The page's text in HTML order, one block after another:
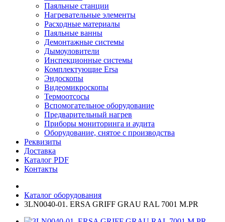
Паяльные станции
Нагревательные элементы
Расходные материалы
Паяльные ванны
Демонтажные системы
Дымоуловители
Инспекционные системы
Комплектующие Ersa
Эндоскопы
Видеомикроскопы
Термоотсосы
Вспомогательное оборудование
Предварительный нагрев
Приборы мониторинга и аудита
Оборудование, снятое с производства
Реквизиты
Доставка
Каталог PDF
Контакты
Каталог оборудования
3LN0040-01. ERSA GRIFF GRAU RAL 7001 M.PR